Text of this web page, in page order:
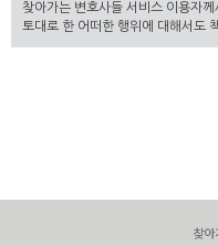
찾아가는 변호사들 서비스 이용자
토대로 한 어떠한 행위에 대해서도